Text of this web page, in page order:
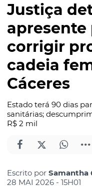
Justiça
apresente
corrigir
cadeia
Cáceres
Estado terá 90 dias
sanitárias;
R$ 2 mil
Escrito por Samantha
28 MAI 2026 - 15H01